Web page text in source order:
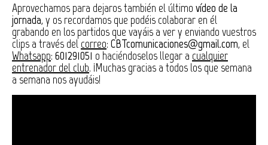
Aprovechamos para dejaros también el último vídeo de la
jornada, y os recordamos que podéis colaborar en él
grabando en los partidos que vayáis a ver y enviando vuestros
clips a través del correo: CBTcomunicaciones@gmail.com, el
Whatsapp: 601291051 o haciéndoselos llegar a cualquier
entrenador del club. ¡Muchas gracias a todos los que semana
a semana nos ayudáis!